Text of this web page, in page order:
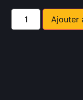
Ajouter